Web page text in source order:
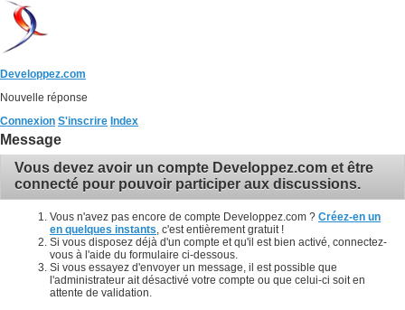
Developpez.com
Nouvelle réponse
Connexion S'inscrire Index
Message
Vous devez avoir un compte Developpez.com et être
connecté pour pouvoir participer aux discussions.
Vous n'avez pas encore de compte Developpez.com ? Créez-en un
en quelques instants , c'est entièrement gratuit !
Si vous disposez déjà d'un compte et qu'il est bien activé, connectez-
vous à l'aide du formulaire ci-dessous.
Si vous essayez d'envoyer un message, il est possible que
l'administrateur ait désactivé votre compte ou que celui-ci soit en
attente de validation.